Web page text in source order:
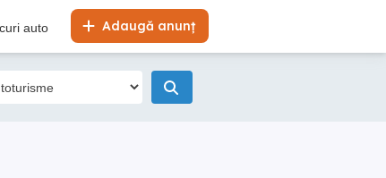
Adaugă anunț
auto